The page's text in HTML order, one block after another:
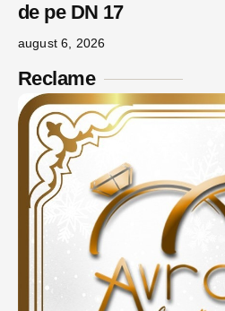
de pe DN 17
august 6, 2026
Reclame